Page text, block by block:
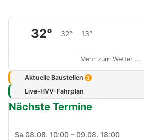
32° 32° 13°
Mehr zum Wetter …
Aktuelle Baustellen 3
Live-HVV-Fahrplan
Nächste Termine
Sa 08.08. 10:00 - 09.08. 18:00